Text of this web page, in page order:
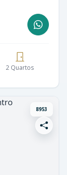
2 Quartos
8953